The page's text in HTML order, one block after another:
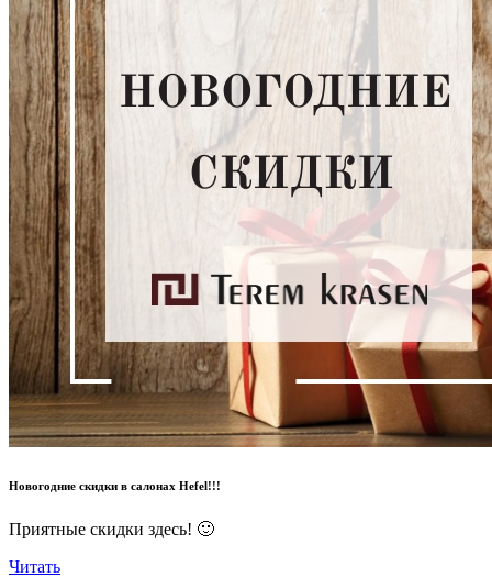
Новогодние скидки в салонах Hefel!!!
Приятные скидки здесь! 🙂
Читать